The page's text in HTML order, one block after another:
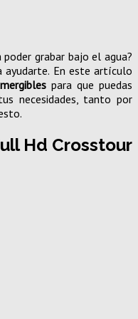
poder grabar bajo el agua?
ayudarte. En este artículo
para que puedas
necesidades, tanto por
Hd Crosstour